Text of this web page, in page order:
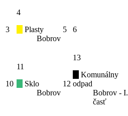
3
4
Plasty
Bobrov
5 6
10
11
Sklo
Bobrov
12
13
Komunálny
odpad
Bobrov - I.
časť